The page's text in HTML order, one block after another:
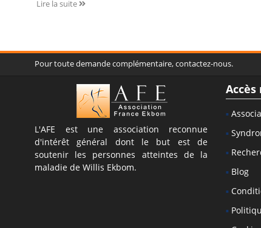
Lire la suite
Pour toute demande complémentaire, contactez-nous.
L'AFE est une association reconnue
d'intérêt général dont le but est de
soutenir les personnes atteintes de la
maladie de Willis Ekbom.
Blog